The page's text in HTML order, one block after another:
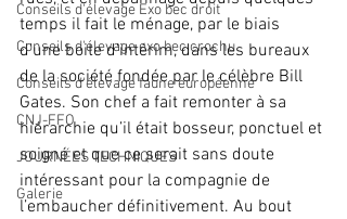
Conseils d'élevage Exo bec droit
Conseils d'élevage exo bec crochu
Conseils d'élevage faune européenne
CNJ-FFO
JOURNÉES TECHNIQUES
Galerie
temps il fait le ménage, par le biais
d’une boite d’intérim, dans les bureaux
de la société fondée par le célèbre Bill
Gates. Son chef a fait remonter à sa
hiérarchie qu’il était bosseur, ponctuel et
soigné et que ce serait sans doute
intéressant pour la compagnie de
l’embaucher définitivement. Au bout